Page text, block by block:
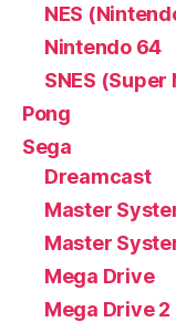
NES
Nintendo 64
SNES (Super
Pong
Sega
Dreamcast
Master
Master
Mega Drive
Mega Drive 2